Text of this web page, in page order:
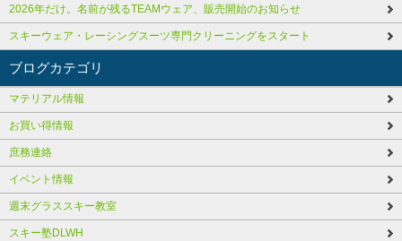
2026年だけ。名前が残るTEAMウェア、販売開始のお知らせ
スキーウェア・レーシングスーツ専門クリーニングをスタート
ブログカテゴリ
マテリアル情報
お買い得情報
庶務連絡
イベント情報
週末グラススキー教室
スキー塾DLWH